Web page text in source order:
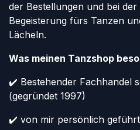
der Bestellungen und bei
Begeisterung fürs Tanzen
Lächeln.
Was meinen Tanzshop
✔️ Bestehender Fachhandel
(gegründet 1997)
✔️ von mir persönlich geführt